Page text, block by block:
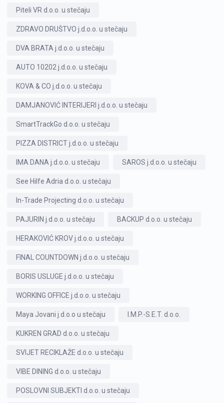
Piteli VR d.o.o. u stečaju
ZDRAVO DRUŠTVO j.d.o.o. u stečaju
DVA BRATA j.d.o.o. u stečaju
AUTO 10202 j.d.o.o. u stečaju
KOVA & CO j.d.o.o. u stečaju
DAMJANOVIĆ INTERIJERI j.d.o.o. u stečaju
SmartTrackGo d.o.o. u stečaju
PIZZA DISTRICT j.d.o.o. u stečaju
IMA DANA j.d.o.o. u stečaju SAROS j.d.o.o. u stečaju
See Hilfe Adria d.o.o. u stečaju
In-Trade Projecting d.o.o. u stečaju
PAJURIN j.d.o.o. u stečaju BACKUP d.o.o. u stečaju
HERAKOVIĆ KROV j.d.o.o. u stečaju
FINAL COUNTDOWN j.d.o.o. u stečaju
BORIS USLUGE j.d.o.o. u stečaju
WORKING OFFICE j.d.o.o. u stečaju
Maya Jovani j.d.o.o u stečaju I.M.P.-S.E.T. d.o.o.
KUKREN GRAD d.o.o. u stečaju
SVIJET RECIKLAŽE d.o.o. u stečaju
VIBE DINING d.o.o. u stečaju
POSLOVNI SUBJEKTI d.o.o. u stečaju